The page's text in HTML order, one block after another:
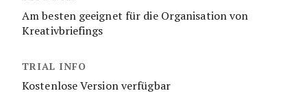
Am besten geeignet für die Organisation von
Kreativbriefings
Kostenlose Version verfügbar